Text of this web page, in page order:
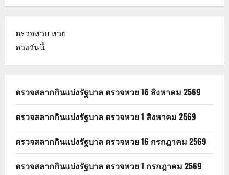
ตรวจหวย หวย
ดวงวันนี้
ตรวจสลากกินแบ่งรัฐบาล ตรวจหวย 16 สิงหาคม 2569
ตรวจสลากกินแบ่งรัฐบาล ตรวจหวย 1 สิงหาคม 2569
ตรวจสลากกินแบ่งรัฐบาล ตรวจหวย 16 กรกฎาคม 2569
ตรวจสลากกินแบ่งรัฐบาล ตรวจหวย 1 กรกฎาคม 2569